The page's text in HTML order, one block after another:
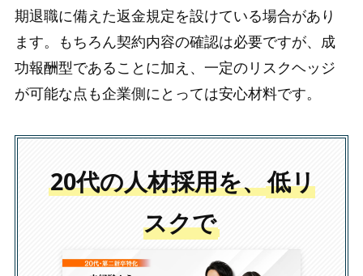
期退職に備えた返金規定を設けている場合があり
ます。もちろん契約内容の確認は必要ですが、成
功報酬型であることに加え、一定のリスクヘッジ
が可能な点も企業側にとっては安心材料です。
20代の人材採用を、低リ
スクで